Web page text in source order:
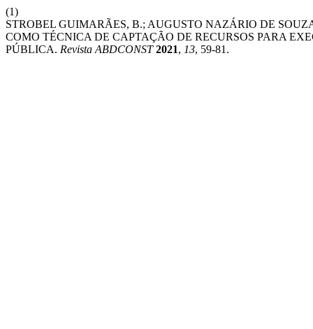
(1)
STROBEL GUIMARÃES, B.; AUGUSTO NAZÁRIO DE
COMO TÉCNICA DE CAPTAÇÃO DE RECURSOS PARA
PÚBLICA. Revista ABDCONST 2021, 13, 59-81.